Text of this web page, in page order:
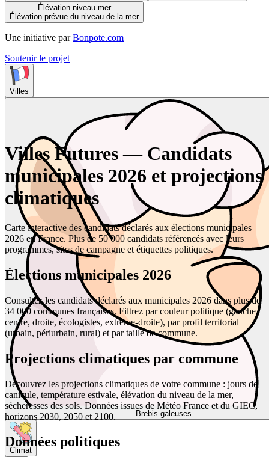
Élévation niveau mer
Élévation prévue du niveau de la mer
Une initiative par Bonpote.com
Soutenir le projet
Villes
Brebis galeuses
Climat
Villes Futures — Candidats
municipales 2026 et projections
climatiques
Carte interactive des candidats déclarés aux élections municipales
2026 en France. Plus de 50 000 candidats référencés avec leurs
programmes, sites de campagne et étiquettes politiques.
Élections municipales 2026
Consultez les candidats déclarés aux municipales 2026 dans plus de
34 000 communes françaises. Filtrez par couleur politique (gauche,
centre, droite, écologistes, extrême-droite), par profil territorial
(urbain, périurbain, rural) et par taille de commune.
Projections climatiques par commune
Découvrez les projections climatiques de votre commune : jours de
canicule, température estivale, élévation du niveau de la mer,
sécheresses des sols. Données issues de Météo France et du GIEC,
horizons 2030, 2050 et 2100.
Données politiques